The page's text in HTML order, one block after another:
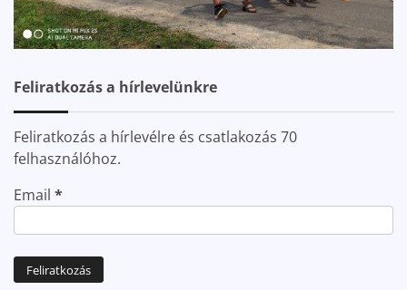
Feliratkozás a hírlevelünkre
Feliratkozás a hírlevélre és csatlakozás 70
felhasználóhoz.
Email *